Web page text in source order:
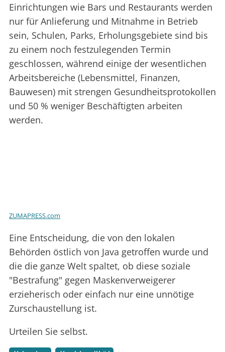
Einrichtungen wie Bars und Restaurants werden
nur für Anlieferung und Mitnahme in Betrieb
sein, Schulen, Parks, Erholungsgebiete sind bis
zu einem noch festzulegenden Termin
geschlossen, während einige der wesentlichen
Arbeitsbereiche (Lebensmittel, Finanzen,
Bauwesen) mit strengen Gesundheitsprotokollen
und 50 % weniger Beschäftigten arbeiten
werden.
ZUMAPRESS.com
Eine Entscheidung, die von den lokalen
Behörden östlich von Java getroffen wurde und
die die ganze Welt spaltet, ob diese soziale
"Bestrafung" gegen Maskenverweigerer
erzieherisch oder einfach nur eine unnötige
Zurschaustellung ist.
Urteilen Sie selbst.